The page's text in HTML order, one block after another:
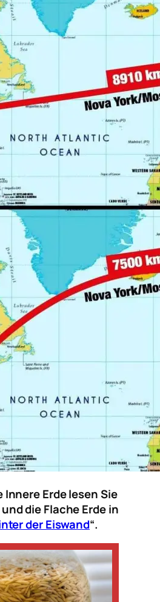
Innere Erde lesen Sie
und die Flache Erde in
der Eiswand“.